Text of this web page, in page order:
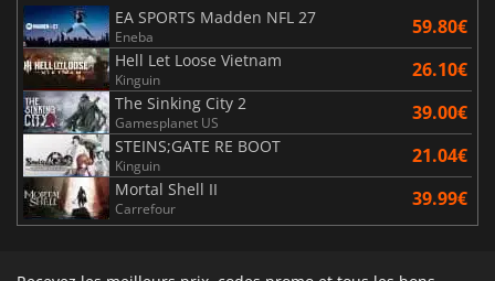
EA SPORTS Madden NFL 27
Eneba 59.80€
Hell Let Loose Vietnam
Kinguin 26.10€
The Sinking City 2
Gamesplanet US 39.00€
STEINS;GATE RE BOOT
Kinguin 21.04€
Mortal Shell II
Carrefour 39.99€